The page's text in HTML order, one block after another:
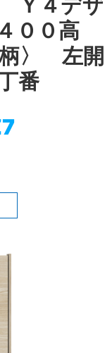
００高
柄〉 左開
番